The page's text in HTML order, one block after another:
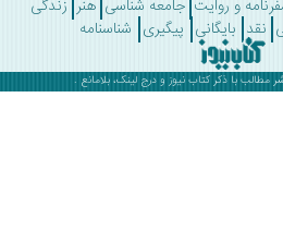
روایت جامعه شناسی هنر زندگی
بایگانی پیگیری شناسنامه
ذکرکتاب نیوز و درج لینک، بلامانع .